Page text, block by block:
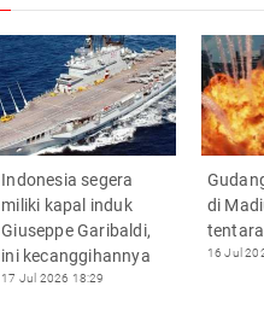
Indonesia segera
miliki kapal induk
Giuseppe Garibaldi,
ini kecanggihannya
17 Jul 2026 18:29
di
16 Jul